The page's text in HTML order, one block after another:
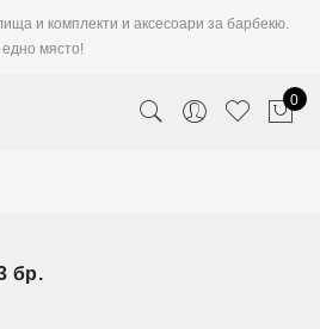
и комплекти и аксесоари за барбекю.
място!
0
бр.